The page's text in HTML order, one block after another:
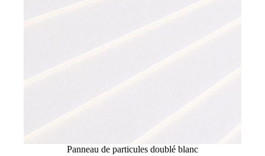
Panneau de particules doublé blanc